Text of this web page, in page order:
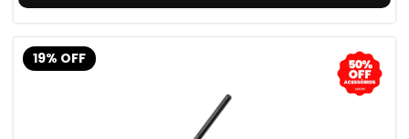
19% OFF